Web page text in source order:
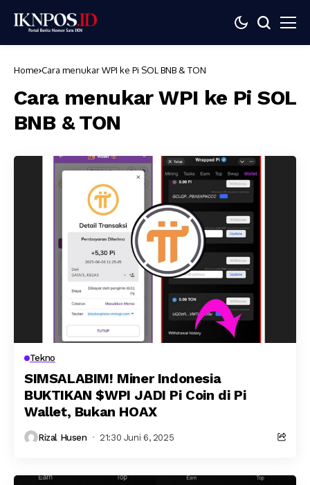
Home Cara menukar WPI ke Pi SOL BNB & TON
Cara menukar WPI ke Pi SOL
BNB & TON
Tekno
SIMSALABIM! Miner Indonesia
BUKTIKAN $WPI JADI Pi Coin di Pi
Wallet, Bukan HOAX
Rizal Husen 21:30 Juni 6, 2025